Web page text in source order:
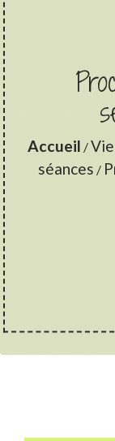
Accueil /
séances /